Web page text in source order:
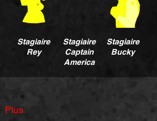
Stagiaire
Captain
America
Stagiaire
Rey
Stagiaire
Bucky
Plus